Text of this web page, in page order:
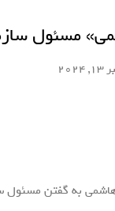
مسئول
به گفتن مسئول